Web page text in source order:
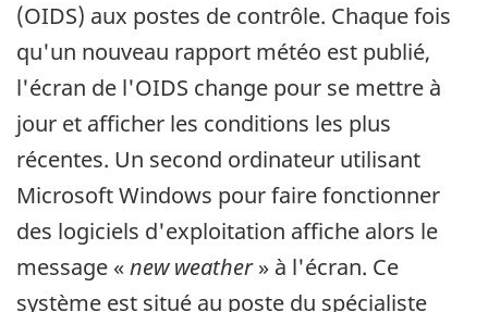
(OIDS) aux postes de contrôle. Chaque fois
qu'un nouveau rapport météo est publié,
l'écran de l'OIDS change pour se mettre à
jour et afficher les conditions les plus
récentes. Un second ordinateur utilisant
Microsoft Windows pour faire fonctionner
des logiciels d'exploitation affiche alors le
message «new weather» à l'écran. Ce
système est situé au poste du spécialiste